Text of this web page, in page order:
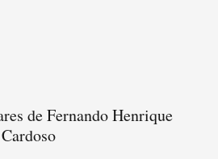
de Fernando Henrique
Cardoso